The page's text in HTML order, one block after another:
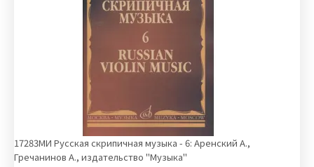
17283МИ Русская скрипичная музыка - 6: Аренский А.,
Гречанинов А., издательство "Музыка"